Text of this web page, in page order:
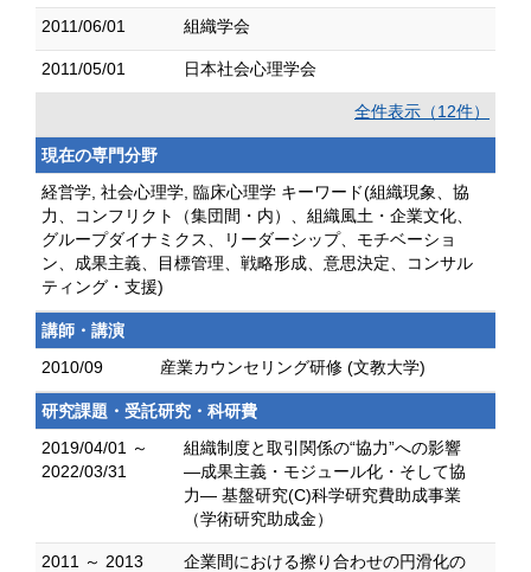
2011/06/01 組織学会
2011/05/01 日本社会心理学会
全件表示（12件）
現在の専門分野
経営学, 社会心理学, 臨床心理学 キーワード(組織現象、協
力、コンフリクト（集団間・内）、組織風土・企業文化、
グループダイナミクス、リーダーシップ、モチベーショ
ン、成果主義、目標管理、戦略形成、意思決定、コンサル
ティング・支援)
講師・講演
2010/09
産業カウンセリング研修 (文教大学)
研究課題・受託研究・科研費
2019/04/01 ～
2022/03/31
組織制度と取引関係の“協力”への影響
―成果主義・モジュール化・そして協
力― 基盤研究(C)科学研究費助成事業
（学術研究助成金）
2011 ～ 2013
企業間における擦り合わせの円滑化の